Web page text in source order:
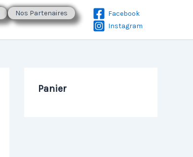
Nos Partenaires
Facebook
Instagram
Panier